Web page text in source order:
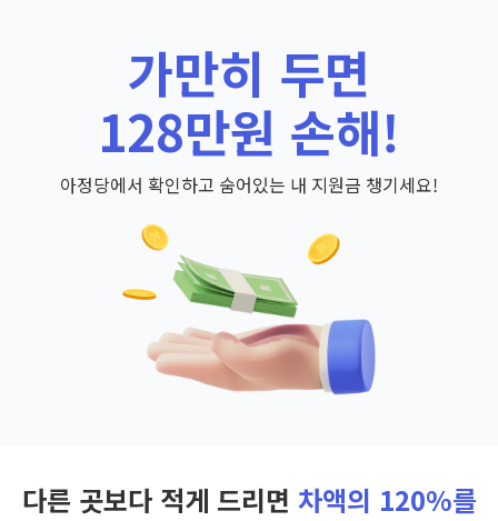
가만히 두면
128만원 손해!
아정당에서 확인하고 숨어있는 내 지원금 챙기세요!
다른 곳보다 적게 드리면 차액의 120%를